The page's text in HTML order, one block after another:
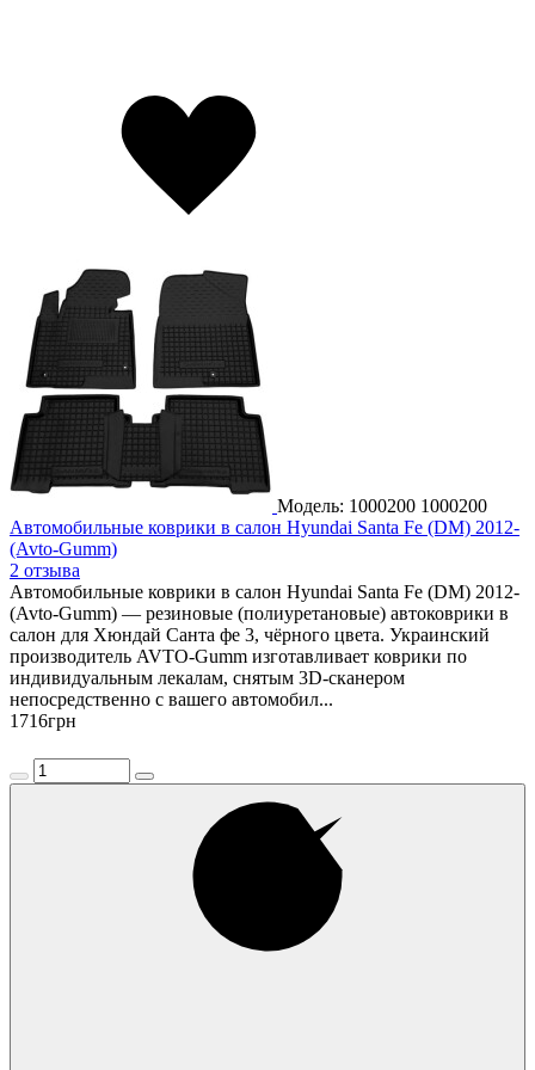
Модель: 1000200 1000200
Автомобильные коврики в салон Hyundai Santa Fe (DM) 2012-
(Avto-Gumm)
2 отзыва
Автомобильные коврики в салон Hyundai Santa Fe (DM) 2012-
(Avto-Gumm) — резиновые (полиуретановые) автоковрики в
салон для Хюндай Санта фе 3, чёрного цвета. Украинский
производитель AVTO-Gumm изготавливает коврики по
индивидуальным лекалам, снятым 3D-сканером
непосредственно с вашего автомобил...
1716грн